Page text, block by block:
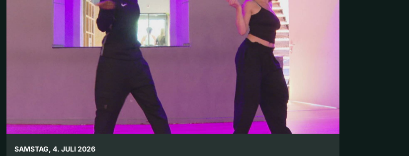
SAMSTAG, 4. JULI 2026